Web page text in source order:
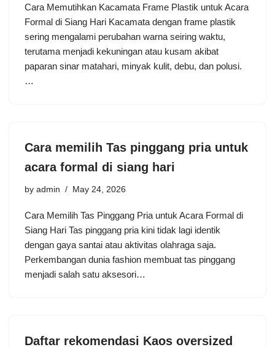
Cara Memutihkan Kacamata Frame Plastik untuk Acara
Formal di Siang Hari Kacamata dengan frame plastik
sering mengalami perubahan warna seiring waktu,
terutama menjadi kekuningan atau kusam akibat
paparan sinar matahari, minyak kulit, debu, dan polusi.
…
Cara memilih Tas pinggang pria untuk
acara formal di siang hari
by admin May 24, 2026
Cara Memilih Tas Pinggang Pria untuk Acara Formal di
Siang Hari Tas pinggang pria kini tidak lagi identik
dengan gaya santai atau aktivitas olahraga saja.
Perkembangan dunia fashion membuat tas pinggang
menjadi salah satu aksesori…
Daftar rekomendasi Kaos oversized